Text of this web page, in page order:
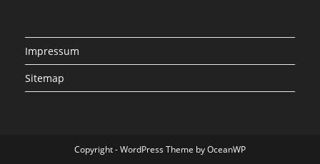
Impressum
Sitemap
Copyright - WordPress Theme by OceanWP